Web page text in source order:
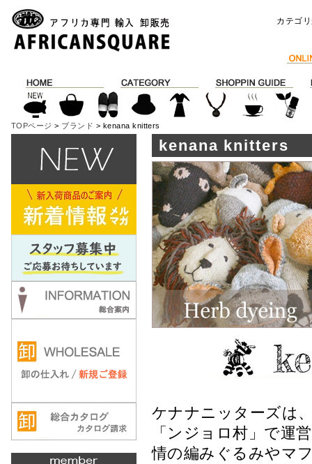
カテゴ
TOPページ > ブランド > kenana knitters
kenana knitters
ケナナニッターズは
「ンジョロ村」で運
情の編みぐるみやマ